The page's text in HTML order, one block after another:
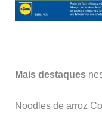
Mais destaques
Noodles de arroz